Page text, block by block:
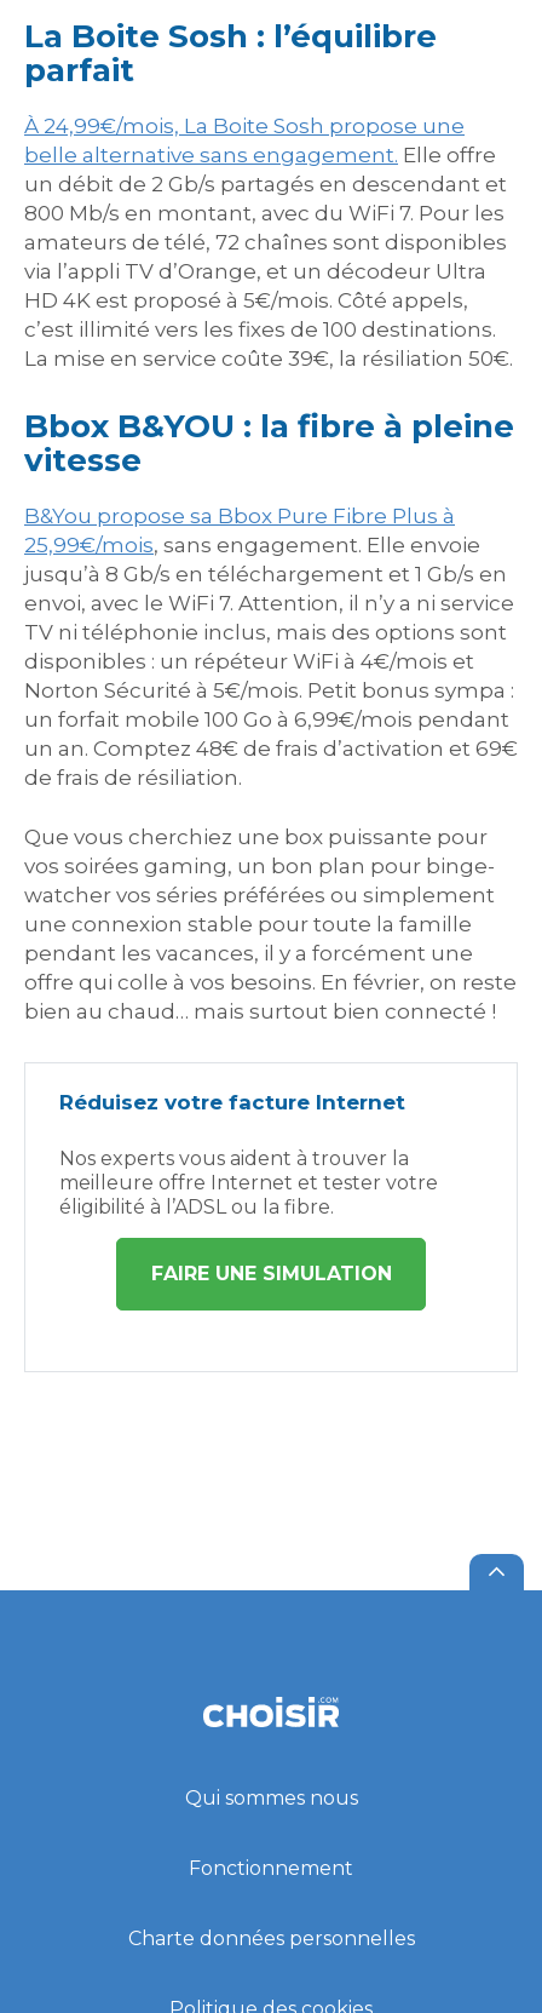
La Boite Sosh : l’équilibre
parfait
À 24,99€/mois, La Boite Sosh propose une
belle alternative sans engagement. Elle offre
un débit de 2 Gb/s partagés en descendant et
800 Mb/s en montant, avec du WiFi 7. Pour les
amateurs de télé, 72 chaînes sont disponibles
via l’appli TV d’Orange, et un décodeur Ultra
HD 4K est proposé à 5€/mois. Côté appels,
c’est illimité vers les fixes de 100 destinations.
La mise en service coûte 39€, la résiliation 50€.
Bbox B&YOU : la fibre à pleine
vitesse
B&You propose sa Bbox Pure Fibre Plus à
25,99€/mois, sans engagement. Elle envoie
jusqu’à 8 Gb/s en téléchargement et 1 Gb/s en
envoi, avec le WiFi 7. Attention, il n’y a ni service
TV ni téléphonie inclus, mais des options sont
disponibles : un répéteur WiFi à 4€/mois et
Norton Sécurité à 5€/mois. Petit bonus sympa :
un forfait mobile 100 Go à 6,99€/mois pendant
un an. Comptez 48€ de frais d’activation et 69€
de frais de résiliation.
Que vous cherchiez une box puissante pour
vos soirées gaming, un bon plan pour binge-
watcher vos séries préférées ou simplement
une connexion stable pour toute la famille
pendant les vacances, il y a forcément une
offre qui colle à vos besoins. En février, on reste
bien au chaud… mais surtout bien connecté !
Réduisez votre facture Internet
Nos experts vous aident à trouver la
meilleure offre Internet et tester votre
éligibilité à l’ADSL ou la fibre.
FAIRE UNE SIMULATION
Qui sommes nous
Fonctionnement
Charte données personnelles